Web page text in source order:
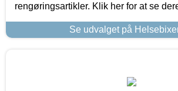
rengøringsartikler. Klik her for at se
Se udvalget på